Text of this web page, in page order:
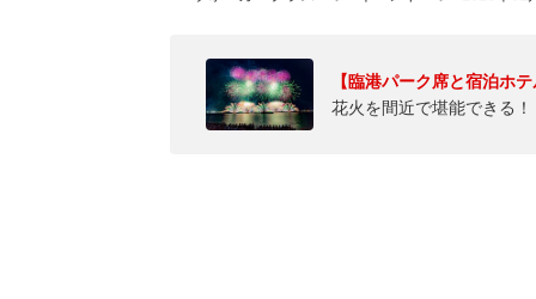
【臨港パーク席と宿泊ホ
花火を間近で堪能できる